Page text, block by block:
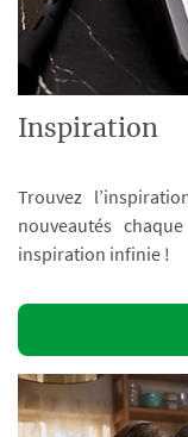
Inspiration
Trouvez
nouveautés
inspiration infinie !